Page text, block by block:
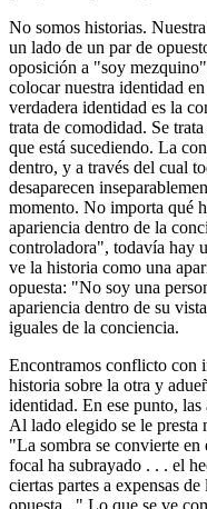
No somos historias.
un lado de un par de
oposición a "soy
colocar nuestra identidad
verdadera identidad es la
trata de comodidad. Se
que está sucediendo. La
dentro, y a través del cual
desaparecen
momento. No importa qué
apariencia dentro de la
controladora", todavía hay
ve la historia como una
opuesta: "No soy una
apariencia dentro de su
iguales de la conciencia.
Encontramos conflicto con
historia sobre la otra y
identidad. En ese punto,
Al lado elegido se le
"La sombra se convierte
focal ha subrayado . . . el
ciertas partes a expensas
opuesta..." Lo que se ve